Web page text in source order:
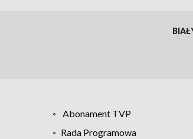
Abonament TVP
Rada Programowa